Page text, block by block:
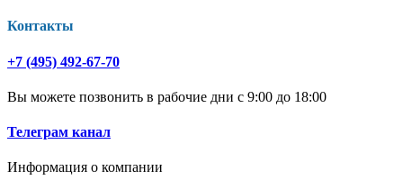
Контакты
+7 (495) 492-67-70
Вы можете позвонить в рабочие дни с 9:00 до 18:00
Телеграм канал
Информация о компании